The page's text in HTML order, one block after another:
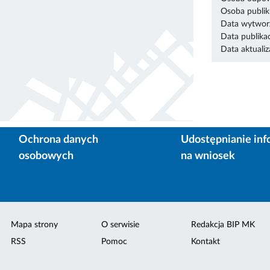
Osoba
Data
Data
Data
Ochrona danych
osobowych
Udostępnianie
na wniosek
Mapa strony
RSS
O serwisie
Pomoc
Redakcja BIP MK
Kontakt